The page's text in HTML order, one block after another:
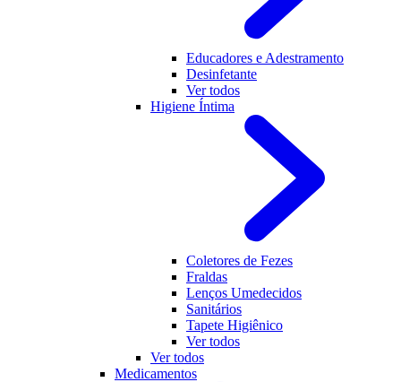
Educadores e Adestramento
Desinfetante
Ver todos
Higiene Íntima
Coletores de Fezes
Fraldas
Lenços Umedecidos
Sanitários
Tapete Higiênico
Ver todos
Ver todos
Medicamentos